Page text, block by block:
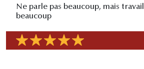
Ne parle pas beaucoup, mais travail
beaucoup